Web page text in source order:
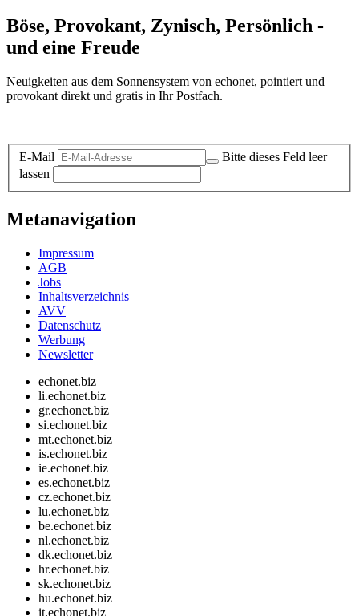
Böse, Provokant, Zynisch, Persönlich -
und eine Freude
Neuigkeiten aus dem Sonnensystem von echonet, pointiert und
provokant direkt und gratis in Ihr Postfach.
E-Mail
Bitte dieses Feld leer
lassen
Metanavigation
Impressum
AGB
Jobs
Inhaltsverzeichnis
AVV
Datenschutz
Werbung
Newsletter
echonet.biz
li.echonet.biz
gr.echonet.biz
si.echonet.biz
mt.echonet.biz
is.echonet.biz
ie.echonet.biz
es.echonet.biz
cz.echonet.biz
lu.echonet.biz
be.echonet.biz
nl.echonet.biz
dk.echonet.biz
hr.echonet.biz
sk.echonet.biz
hu.echonet.biz
it.echonet.biz